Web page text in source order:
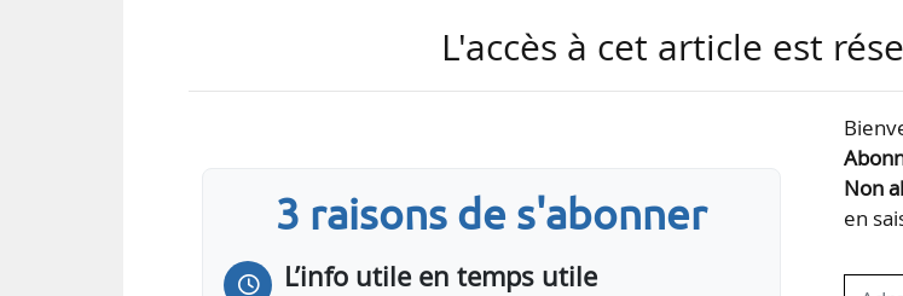
(modèles de convention type, d’autoévaluation, de présentation
L'accès à cet article est
3 raisons de s'abonner
L’info utile en temps utile
Non
en